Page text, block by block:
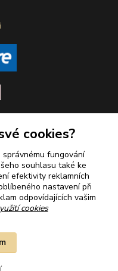
cookies?
správnému fungování
souhlasu také ke
efektivity reklamních
nastavení při
odpovídajících vašim
cookies